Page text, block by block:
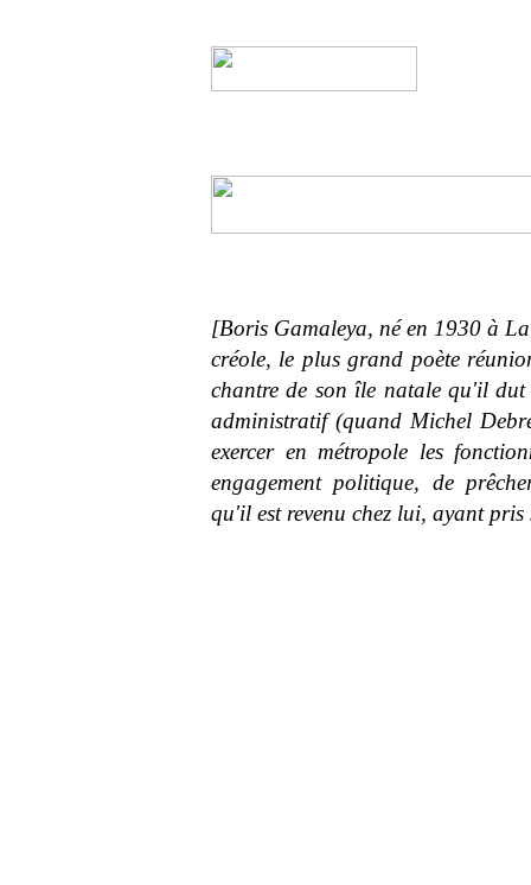
[Boris Gamaleya, né en 1930 à
créole, le plus grand poète
chantre de son île natale qu'il
administratif (quand Michel
exercer en métropole les
engagement politique, de
qu'il est revenu chez lui, ayant pris